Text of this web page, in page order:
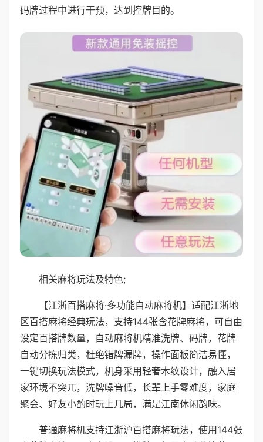
码牌过程中进行干预，达到控牌目的。
相关麻将玩法及特色;
【江浙百搭麻将·多功能自动麻将机】适配江浙地
区百搭麻将经典玩法，支持144张含花牌麻将，可自由
设定百搭牌数量，自动麻将机精准洗牌、码牌，花牌
自动分拣归类，杜绝错牌漏牌，操作面板简洁易懂，
一键切换玩法模式，机身采用轻奢木纹设计，融入居
家环境不突兀，洗牌噪音低，长辈上手零难度，家庭
聚会、好友小酌时玩上几局，满是江南休闲韵味。
普通麻将机支持江浙沪百搭麻将玩法，使用144张